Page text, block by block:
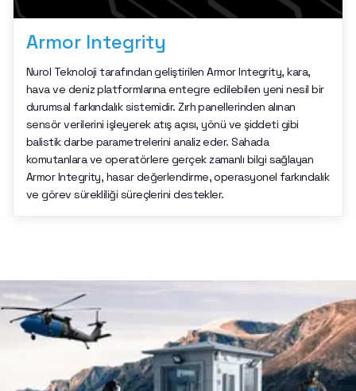
Armor Integrity
Nurol Teknoloji tarafından geliştirilen Armor Integrity, kara,
hava ve deniz platformlarına entegre edilebilen yeni nesil bir
durumsal farkındalık sistemidir. Zırh panellerinden alınan
sensör verilerini işleyerek atış açısı, yönü ve şiddeti gibi
balistik darbe parametrelerini analiz eder. Sahada
komutanlara ve operatörlere gerçek zamanlı bilgi sağlayan
Armor Integrity, hasar değerlendirme, operasyonel farkındalık
ve görev sürekliliği süreçlerini destekler.